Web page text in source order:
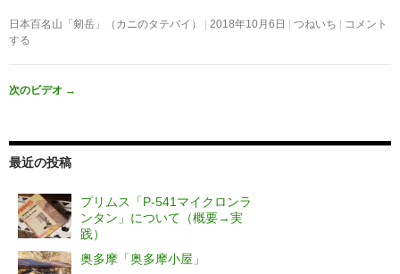
日本百名山「剱岳」（カニのタテバイ） 2018年10月6日 つねいち
コメント
する
次のビデオ →
最近の投稿
プリムス「P-541マイクロンラ
ンタン」について（概要→実
践）
奥多摩「奥多摩小屋」